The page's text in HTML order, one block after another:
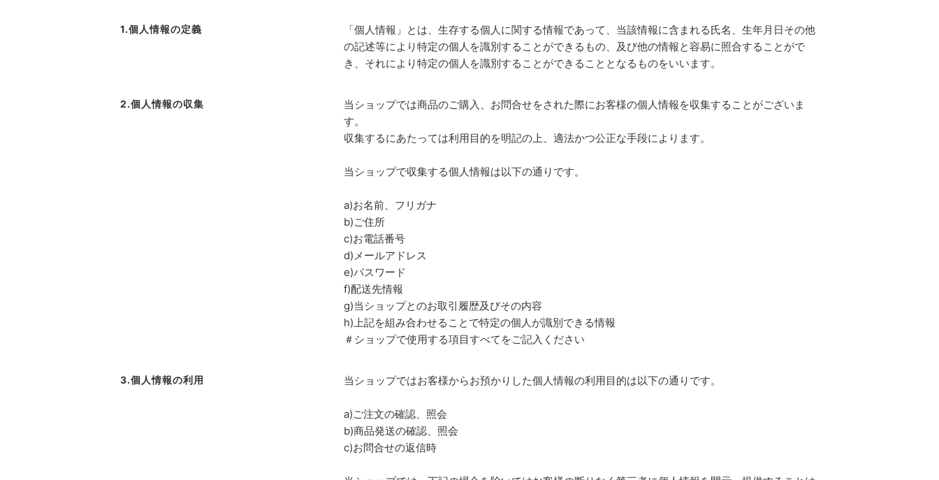
1.個人情報の定義
「個人情報」とは、生存する個人に関する情報であって、当該情報に含まれる氏名、生年月日その他
の記述等により特定の個人を識別することができるもの、及び他の情報と容易に照合することがで
き、それにより特定の個人を識別することができることとなるものをいいます。
2.個人情報の収集
当ショップでは商品のご購入、お問合せをされた際にお客様の個人情報を収集することがございま
す。
収集するにあたっては利用目的を明記の上、適法かつ公正な手段によります。
当ショップで収集する個人情報は以下の通りです。
a)お名前、フリガナ
b)ご住所
c)お電話番号
d)メールアドレス
e)パスワード
f)配送先情報
g)当ショップとのお取引履歴及びその内容
h)上記を組み合わせることで特定の個人が識別できる情報
＃ショップで使用する項目すべてをご記入ください
3.個人情報の利用 当ショップではお客様からお預かりした個人情報の利用目的は以下の通りです。
a)ご注文の確認、照会
b)商品発送の確認、照会
c)お問合せの返信時